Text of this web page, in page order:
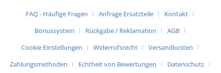
FAQ - Häufige Fragen Anfrage Ersatzteile
Kontakt
Bonussystem
Rückgabe / Reklamation
AGB
Cookie Einstellungen
Widerrufsrecht
Versandkosten
Zahlungsmethoden
Echtheit von Bewertungen Datenschutz